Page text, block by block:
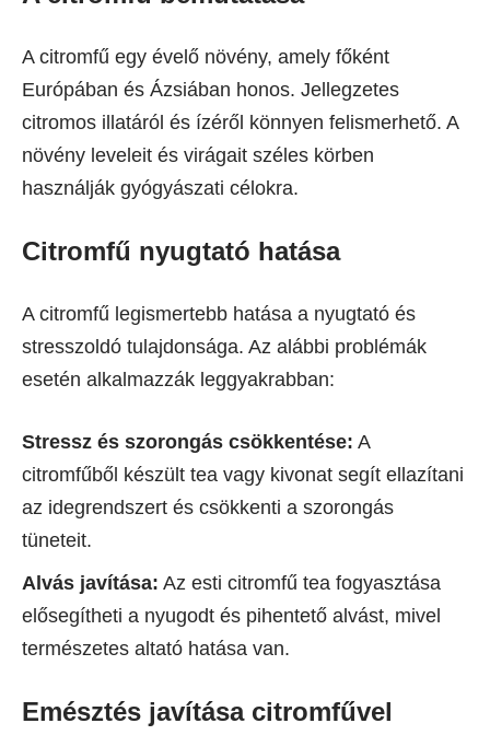
A citromfű egy évelő növény, amely főként
Európában és Ázsiában honos. Jellegzetes
citromos illatáról és ízéről könnyen felismerhető. A
növény leveleit és virágait széles körben
használják gyógyászati célokra.
Citromfű nyugtató hatása
A citromfű legismertebb hatása a nyugtató és
stresszoldó tulajdonsága. Az alábbi problémák
esetén alkalmazzák leggyakrabban:
Stressz és szorongás csökkentése: A
citromfűből készült tea vagy kivonat segít ellazítani
az idegrendszert és csökkenti a szorongás
tüneteit.
Alvás javítása: Az esti citromfű tea fogyasztása
elősegítheti a nyugodt és pihentető alvást, mivel
természetes altató hatása van.
Emésztés javítása citromfűvel